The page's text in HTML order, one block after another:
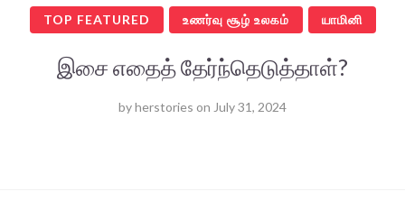
TOP FEATURED உணர்வு சூழ் உலகம் யாமினி
இசை எதைத் தேர்ந்தெடுத்தாள்?
byherstories on July 31, 2024